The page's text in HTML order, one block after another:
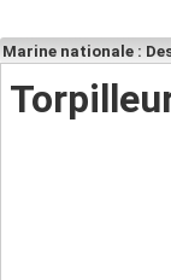
Marine nationale :